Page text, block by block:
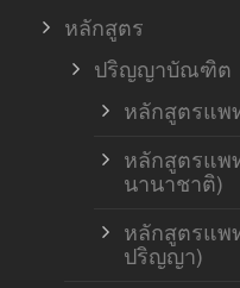
หลักสูตร
ปริญญาบัณฑิต
หลักสูตรแ
หลักสูตรแ
นานาชาติ)
หลักสูตรแพ
ปริญญา)